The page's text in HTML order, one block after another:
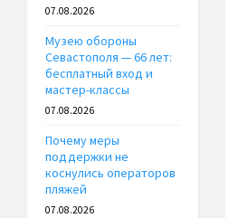
07.08.2026
Музею обороны
Севастополя — 66 лет:
бесплатный вход и
мастер-классы
07.08.2026
Почему меры
поддержки не
коснулись операторов
пляжей
07.08.2026